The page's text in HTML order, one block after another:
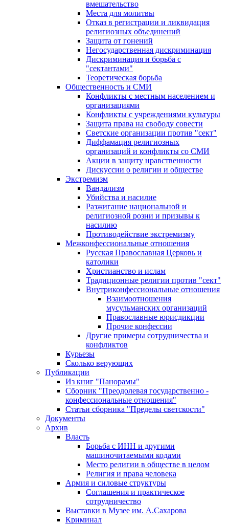
вмешательство
Места для молитвы
Отказ в регистрации и ликвидация
религиозных объединений
Защита от гонений
Негосударственная дискриминация
Дискриминация и борьба с
"сектантами"
Теоретическая борьба
Общественность и СМИ
Конфликты с местным населением и
организациями
Конфликты с учреждениями культуры
Защита права на свободу совести
Светские организации против "сект"
Диффамация религиозных
организаций и конфликты со СМИ
Акции в защиту нравственности
Дискуссии о религии и обществе
Экстремизм
Вандализм
Убийства и насилие
Разжигание национальной и
религиозной розни и призывы к
насилию
Противодействие экстремизму
Межконфессиональные отношения
Русская Православная Церковь и
католики
Христианство и ислам
Традиционные религии против "сект"
Внутриконфессиональные отношения
Взаимоотношения
мусульманских организаций
Православные юрисдикции
Прочие конфессии
Другие примеры сотрудничества и
конфликтов
Курьезы
Сколько верующих
Публикации
Из книг "Панорамы"
Сборник "Преодолевая государственно -
конфессиональные отношения"
Статьи сборника "Пределы светскости"
Документы
Архив
Власть
Борьба с ИНН и другими
машиночитаемыми кодами
Место религии в обществе в целом
Религия и права человека
Армия и силовые структуры
Соглашения и практическое
сотрудничество
Выставки в Музее им. А.Сахарова
Криминал